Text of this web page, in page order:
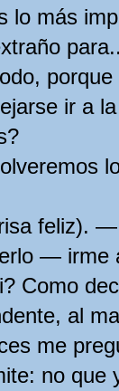
lo más
ir a
feliz).
—
Como
al
me
no que